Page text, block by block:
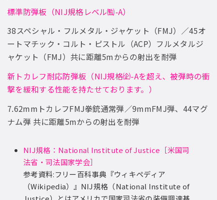
標準防弾板（NIJ規格レベル㈼-A）
38スペシャル・フルメタル・ジャケット（FMJ）／45オ
ートマチック・コルト・ピストル（ACP）フルメタルジ
ャケット（FMJ）共に距離5mからの射出を耐弾
新トカレフ耐応防弾板（NIJ規格㈽-Aを超え、被弾時の衝
撃を緩和する性能を持たせております。）
7.62mmトカレフFMJ拳銃通常弾／9mmFMJ弾、44マグ
ナム弾 共に距離5mからの射出を耐弾
NIJ規格：National Institute of Justice［米国司
法省・司法国家学会］
参考資料:フリー百科事典『ウィキペディア
（Wikipedia）』NIJ規格（National Institute of